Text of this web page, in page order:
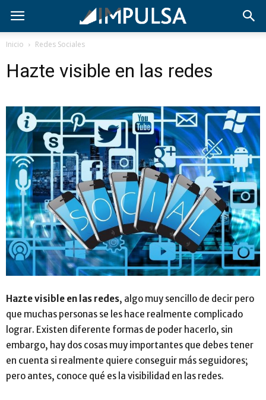
Inicio Redes Sociales
Hazte visible en las redes
Hazte visible en las redes, algo muy sencillo de decir pero
que muchas personas se les hace realmente complicado
lograr. Existen diferente formas de poder hacerlo, sin
embargo, hay dos cosas muy importantes que debes tener
en cuenta si realmente quiere conseguir más seguidores;
pero antes, conoce qué es la visibilidad en las redes.